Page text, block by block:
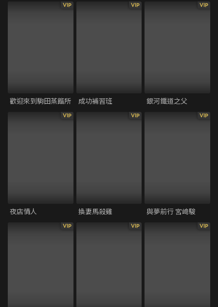
VIP
歡迎來到駒田蒸餾所
VIP
成功補習班
VIP
銀河鐵道之父
VIP
夜店情人
VIP
換妻馬殺雞
VIP
與夢前行 宮﨑駿
VIP VIP VIP